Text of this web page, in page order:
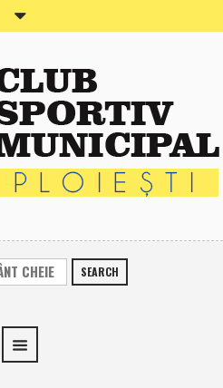
SEARCH